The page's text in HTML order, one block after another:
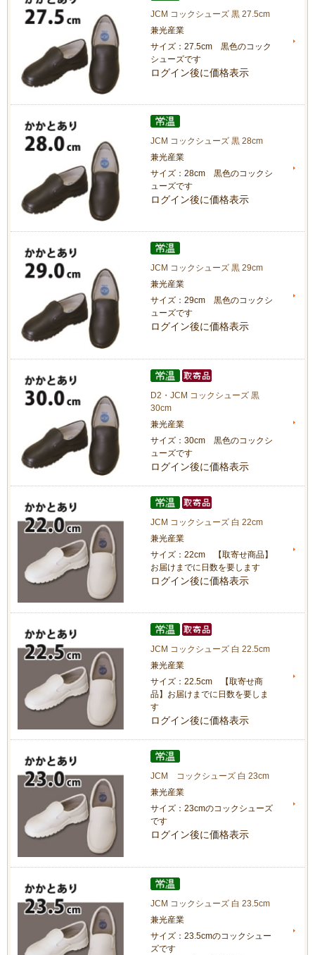
JCM コックシューズ 黒 27.5cm
兼光産業
サイズ：27.5cm 黒色のコック
シューズです
ログイン後に価格表示
JCM コックシューズ 黒 28cm
兼光産業
サイズ：28cm 黒色のコックシ
ューズです
ログイン後に価格表示
JCM コックシューズ 黒 29cm
兼光産業
サイズ：29cm 黒色のコックシ
ューズです
ログイン後に価格表示
D2・JCM コックシューズ 黒
30cm
兼光産業
サイズ：30cm 黒色のコックシ
ューズです
ログイン後に価格表示
JCM コックシューズ 白 22cm
兼光産業
サイズ：22cm 【取寄せ商品】
お届けまでに日数を要します
ログイン後に価格表示
JCM コックシューズ 白 22.5cm
兼光産業
サイズ：22.5cm 【取寄せ商
品】お届けまでに日数を要しま
す
ログイン後に価格表示
JCM コックシューズ 白 23cm
兼光産業
サイズ：23cmのコックシューズ
です
ログイン後に価格表示
JCM コックシューズ 白 23.5cm
兼光産業
サイズ：23.5cmのコックシュー
ズです